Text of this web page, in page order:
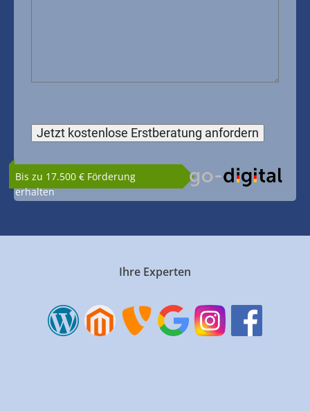
Bis zu 17.500 € Förderung
erhalten
Ihre Experten